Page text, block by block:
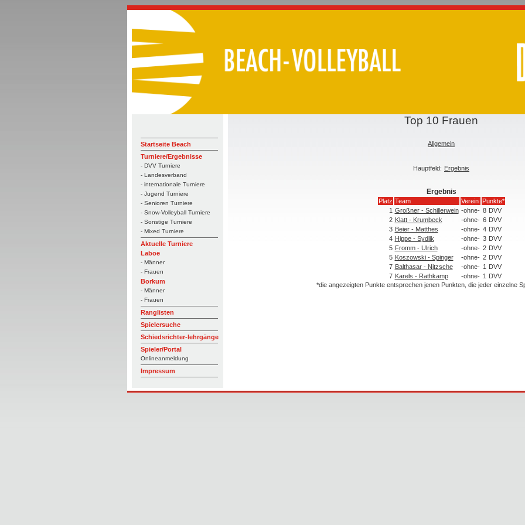
Startseite Beach
Turniere/Ergebnisse
- DVV Turniere
- Landesverband
- internationale Turniere
- Jugend Turniere
- Senioren Turniere
- Snow-Volleyball Turniere
- Sonstige Turniere
- Mixed Turniere
Aktuelle Turniere
Laboe
- Männer
- Frauen
Borkum
- Männer
- Frauen
Ranglisten
Spielersuche
Schiedsrichter-lehrgänge
Spieler/Portal
Onlineanmeldung
Impressum
Top 10 Frauen
Allgemein
Hauptfeld: Ergebnis
Ergebnis
Platz Team Verein
Punkte*
1 Großner - Schillerwein -ohne- 8 DVV
2 Klatt - Krumbeck -ohne- 6 DVV
3 Beier - Matthes -ohne- 4 DVV
4 Hippe - Sydlik -ohne- 3 DVV
5 Fromm - Ulrich -ohne- 2 DVV
5 Koszowski - Spinger -ohne- 2 DVV
7 Balthasar - Nitzsche -ohne- 1 DVV
7 Karels - Rathkamp -ohne- 1 DVV
*die angezeigten Punkte entsprechen jenen Punkten, die jeder einzelne